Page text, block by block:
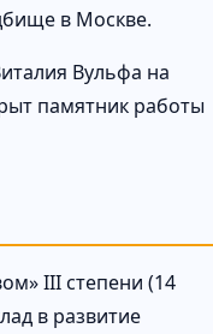
в Москве.
Вульфа на
памятник работы
III степени (14
в развитие